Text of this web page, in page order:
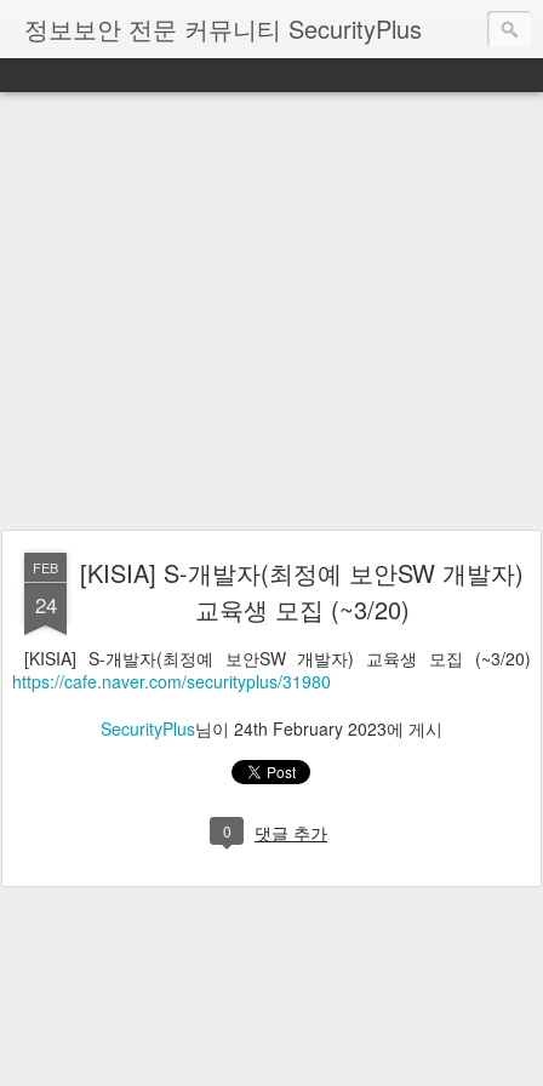
정보보안 전문 커뮤니티 SecurityPlus
FEB
24
[KISIA] S-개발자(최정예 보안SW 개발자)
교육생 모집 (~3/20)
[KISIA] S-개발자(최정예 보안SW 개발자) 교육생 모집 (~3/20)
https://cafe.naver.com/securityplus/31980
SecurityPlus님이 24th February 2023에 게시
0 댓글 추가